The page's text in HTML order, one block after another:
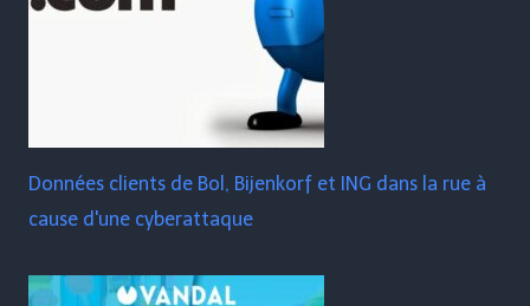
Données clients de Bol, Bijenkorf et ING dans la rue à
cause d'une cyberattaque